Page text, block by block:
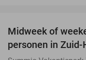
Midweek of
personen in Zuid-